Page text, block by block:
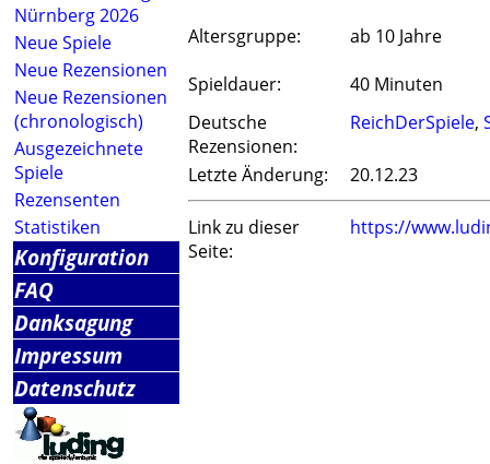
Nürnberg 2026
Neue Spiele
Neue Rezensionen
Neue Rezensionen
(chronologisch)
Ausgezeichnete
Spiele
Rezensenten
Statistiken
Konfiguration
FAQ
Danksagung
Impressum
Datenschutz
Altersgruppe:
ab 10 Jahre
Spieldauer:
40 Minuten
Deutsche
Rezensionen:
ReichDerSpiele,
Letzte Änderung: 20.12.23
Link zu dieser
Seite:
https://